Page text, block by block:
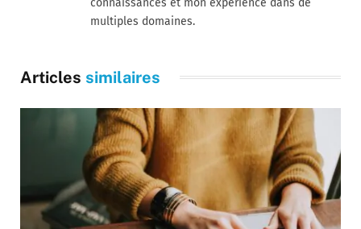
connaissances et mon expérience dans de
multiples domaines.
Articles similaires